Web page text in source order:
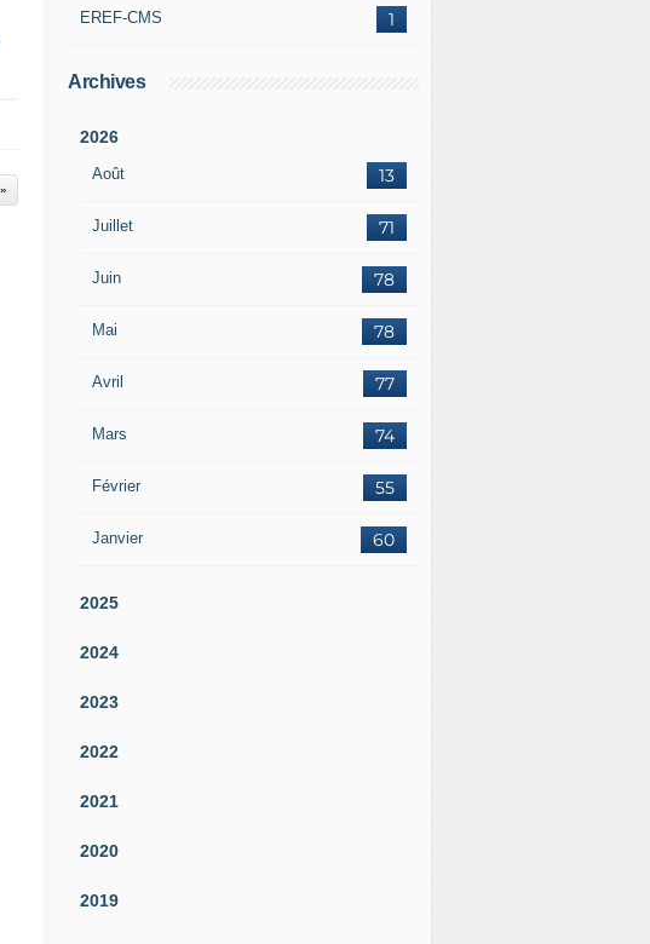
1
EREF-CMS
Archives
2026
Août 13
Juillet 71
Juin 78
Mai 78
Avril 77
Mars 74
Février 55
Janvier 60
2025
2024
2023
2022
2021
2020
2019